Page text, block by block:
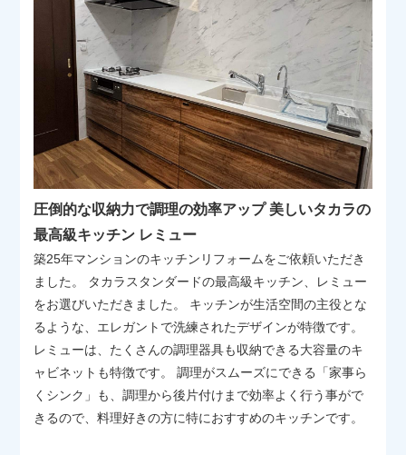
圧倒的な収納力で調理の効率アップ 美しいタカラの
最高級キッチン レミュー
築25年マンションのキッチンリフォームをご依頼いただき
ました。 タカラスタンダードの最高級キッチン、レミュー
をお選びいただきました。 キッチンが生活空間の主役とな
るような、エレガントで洗練されたデザインが特徴です。
レミューは、たくさんの調理器具も収納できる大容量のキ
ャビネットも特徴です。 調理がスムーズにできる「家事ら
くシンク」も、調理から後片付けまで効率よく行う事がで
きるので、料理好きの方に特におすすめのキッチンです。